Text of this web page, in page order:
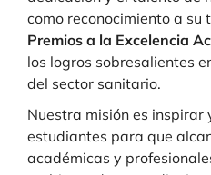
como reconocimiento a su
Premios a la Excelencia
los logros sobresalientes
del sector sanitario.
Nuestra misión es inspirar
estudiantes para que
académicas y